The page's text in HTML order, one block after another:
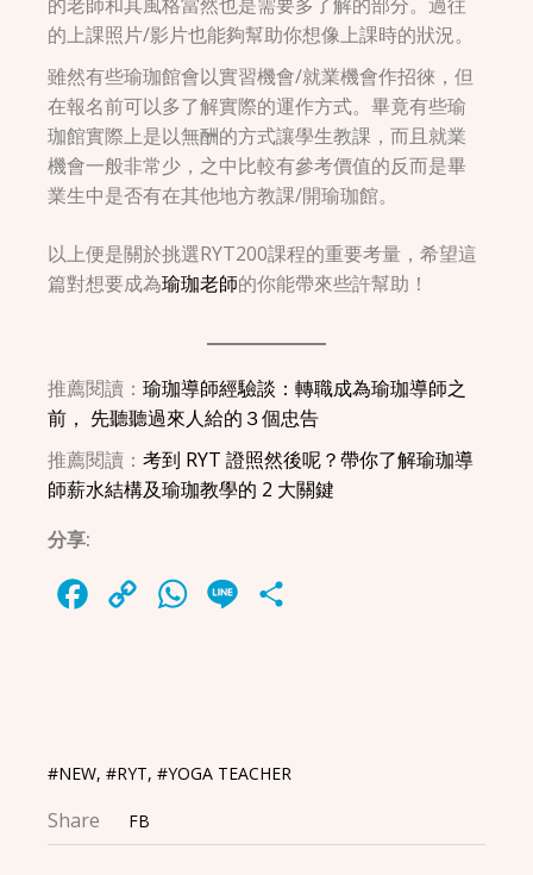
的上課照片/影片也能夠幫助你想像上課時的狀況。
雖然有些瑜珈館會以實習機會/就業機會作招徠，但
在報名前可以多了解實際的運作方式。畢竟有些瑜
珈館實際上是以無酬的方式讓學生教課，而且就業
機會一般非常少，之中比較有參考價值的反而是畢
業生中是否有在其他地方教課/開瑜珈館。
以上便是關於挑選RYT200課程的重要考量，希望這
篇對想要成為瑜珈老師的你能帶來些許幫助！
推薦閱讀：瑜珈導師經驗談：轉職成為瑜珈導師之
前， 先聽聽過來人給的３個忠告
推薦閱讀：考到 RYT 證照然後呢？帶你了解瑜珈導
師薪水結構及瑜珈教學的 2 大關鍵
分享:
Facebook
Copy
WhatsApp
Line
#NEW,#RYT,#YOGA TEACHER
Share FB